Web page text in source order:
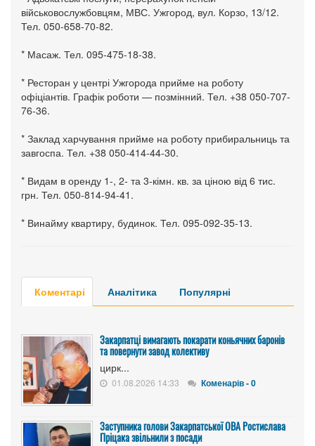
військовослужбовцям, МВС. Ужгород, вул. Корзо, 13/12.
Тел. 050-658-70-82.
* Масаж. Тел. 095-475-18-38.
* Ресторан у центрі Ужгорода прийме на роботу
офіціантів. Графік роботи — позмінний. Тел. +38 050-707-
76-36.
* Заклад харчування прийме на роботу прибиральниць та
завгоспа. Тел. +38 050-414-44-30.
* Видам в оренду 1-, 2- та 3-кімн. кв. за ціною від 6 тис.
грн. Тел. 050-814-94-41.
* Винайму квартиру, будинок. Тел. 095-092-35-13.
Коментарі Аналітика Популярні
Закарпатці вимагають покарати коньячних баронів
та повернути завод колективу
цирк...
01.08.2026 14:33 Коменарів - 0
Заступника голови Закарпатської ОВА Ростислава
Пріцака звільнили з посади